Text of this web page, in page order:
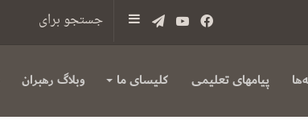
سایدبار تلگرامیوتیوب فیس
پیامهای تعلیمی کلیسای ما وبلاگ رهبران